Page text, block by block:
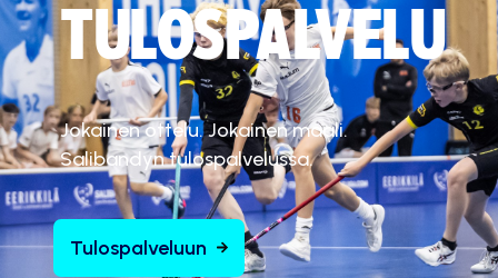
TULOSPALVELU
Jokainen ottelu. Jokainen maali.
Salibandyn tulospalvelussa.
Tulospalveluun